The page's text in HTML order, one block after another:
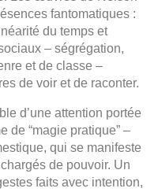
fantomatiques :
du temps et
– ségrégation,
et de classe –
de voir et de raconter.
d’une attention portée
de “magie pratique” –
qui se manifeste
de pouvoir. Un
faits avec intention,